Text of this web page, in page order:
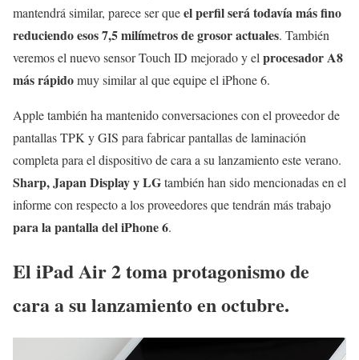
mantendrá similar, parece ser queel perfil será todavía más fino
reduciendo esos 7,5 milímetros de grosor actuales. También
veremos el nuevo sensor Touch ID mejorado y el procesador A8
más rápidomuy similar al que equipe el iPhone 6.
Apple también ha mantenido conversaciones con el proveedor de
pantallas TPK y GIS para fabricar pantallas de laminación
completa para el dispositivo de cara a su lanzamiento este verano.
Sharp, Japan Display y LGtambién han sido mencionadas en el
informe con respecto a los proveedores que tendrán más trabajo
para la pantalla del iPhone 6.
El iPad Air 2 toma protagonismo de
cara a su lanzamiento en octubre.